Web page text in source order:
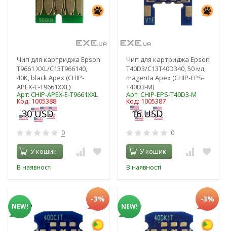
Чип для картриджа Epson
T9661 XXL/C13T966140,
40K, black Apex (CHIP-
APEX-E-T9661XXL)
Арт: CHIP-APEX-E-T9661XXL
Код: 1005388
0
У кошик
В наявності
Чип для картриджа Epson
T40D3/C13T40D340, 50 мл,
magenta Apex (CHIP-EPS-
T40D3-M)
Арт: CHIP-EPS-T40D3-M
Код: 1005387
0
У кошик
В наявності
NEW!
-3%
NEW!
-3%